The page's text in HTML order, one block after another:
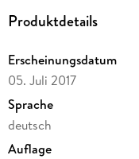
Produktdetails
Erscheinungsdatum
05. Juli 2017
Sprache
deutsch
Auflage